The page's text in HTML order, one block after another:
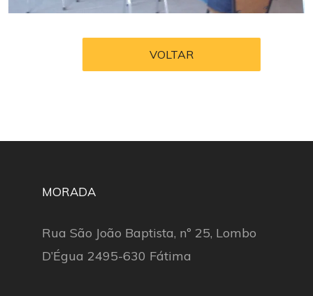
VOLTAR
MORADA
Rua São João Baptista, nº 25, Lombo
D’Égua 2495-630 Fátima